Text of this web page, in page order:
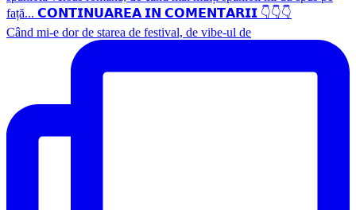
Când mi-e dor de starea de festival, de vibe-ul de